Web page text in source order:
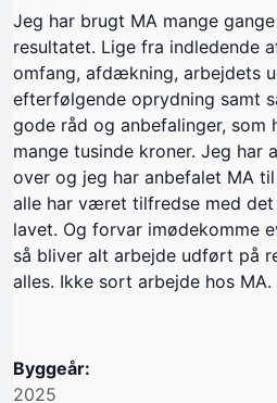
Jeg har brugt MA mange
resultatet. Lige fra indledende
omfang, afdækning, arbejdets
efterfølgende oprydning samt
gode råd og anbefalinger, som
mange tusinde kroner. Jeg har
over og jeg har anbefalet MA
alle har været tilfredse med
lavet. Og forvar imødekomme
så bliver alt arbejde udført på
alles. Ikke sort arbejde hos MA.
Byggeår:
2025